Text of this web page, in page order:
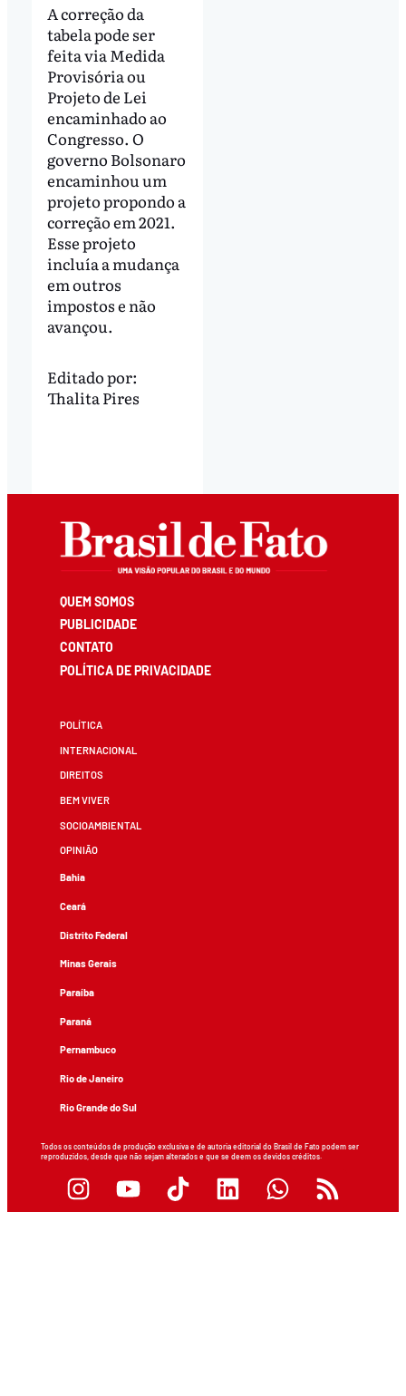
A correção da
tabela pode ser
feita via Medida
Provisória ou
Projeto de Lei
encaminhado ao
Congresso. O
governo Bolsonaro
encaminhou um
projeto propondo a
correção em 2021.
Esse projeto
incluía a mudança
em outros
impostos e não
avançou.
Editado por:
Thalita Pires
QUEM SOMOS
PUBLICIDADE
CONTATO
POLÍTICA DE PRIVACIDADE
POLÍTICA
INTERNACIONAL
DIREITOS
BEM VIVER
SOCIOAMBIENTAL
OPINIÃO
Bahia
Ceará
Distrito Federal
Minas Gerais
Paraíba
Paraná
Pernambuco
Rio de Janeiro
Rio Grande do Sul
Todos os conteúdos de produção exclusiva e de autoria editorial do Brasil de Fato podem ser
reproduzidos, desde que não sejam alterados e que se deem os devidos créditos.